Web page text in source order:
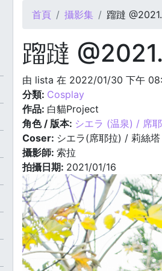
您在這裡
首頁 攝影集 蹓躂
蹓躂
由 lista 在 2022/01/30 下午
分類: Cosplay
作品: 白貓Project
角色 / 版本: シエラ (温泉) / 席
Coser: シエラ(席耶拉) / 莉絲塔
攝影師: 索拉
拍攝日期: 2021/01/16